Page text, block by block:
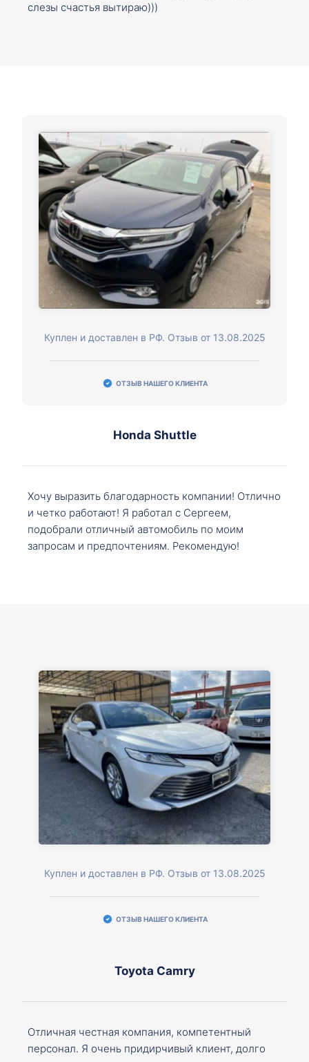
слезы счастья вытираю)))
Куплен и доставлен в РФ. Отзыв от 13.08.2025
ОТЗЫВ НАШЕГО КЛИЕНТА
Honda Shuttle
Хочу выразить благодарность компании! Отлично
и четко работают! Я работал с Сергеем,
подобрали отличный автомобиль по моим
запросам и предпочтениям. Рекомендую!
Куплен и доставлен в РФ. Отзыв от 13.08.2025
ОТЗЫВ НАШЕГО КЛИЕНТА
Toyota Camry
Отличная честная компания, компетентный
персонал. Я очень придирчивый клиент, долго